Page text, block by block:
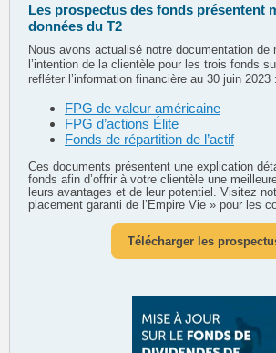
Les prospectus des fonds présentent
données du T2
Nous avons actualisé notre documentation de
l’intention de la clientèle pour les trois fonds
refléter l’information financière au 30 juin 2023 :
FPG de valeur américaine
FPG d’actions Élite
Fonds de répartition de l’actif
Ces documents présentent une explication
fonds afin d’offrir à votre clientèle une
leurs avantages et de leur potentiel. Visitez
placement garanti de l’Empire Vie » pour les
Télécharger les